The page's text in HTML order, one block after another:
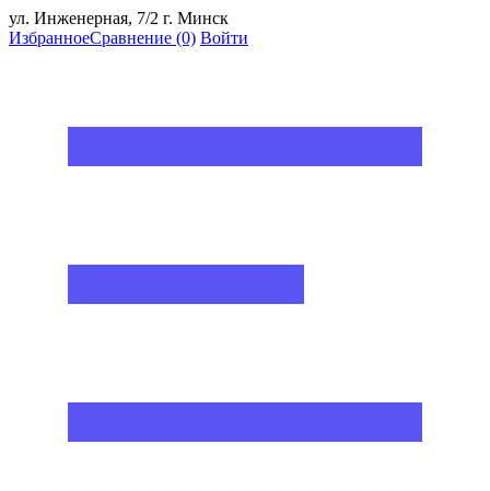
ул. Инженерная, 7/2 г. Минск
ИзбранноеСравнение (0) Войти